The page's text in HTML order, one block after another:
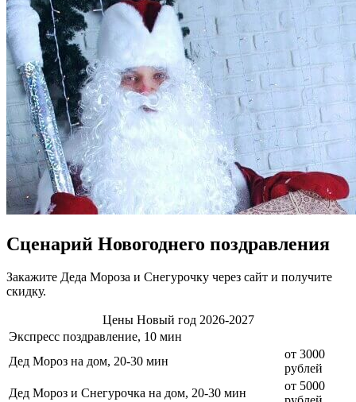
Сценарий Новогоднего поздравления
Закажите Деда Мороза и Снегурочку через сайт и получите
скидку.
Цены Новый год 2026-2027
Экспресс поздравление, 10 мин
Дед Мороз на дом, 20-30 мин
от 3000
рублей
Дед Мороз и Снегурочка на дом, 20-30 мин
от 5000